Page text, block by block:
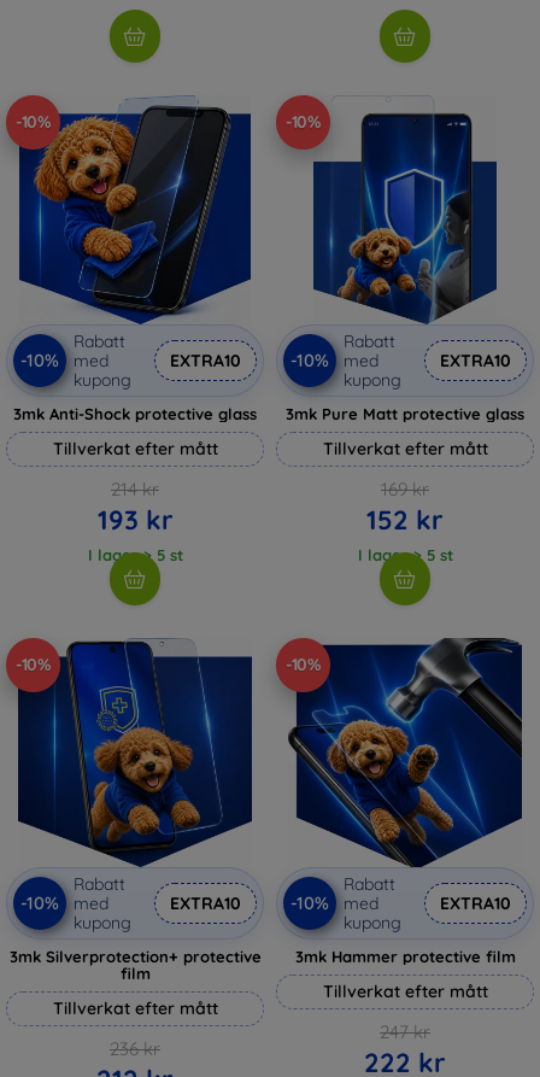
-10%
-10%
Rabatt
med
kupong
EXTRA10
3mk Anti-Shock protective glass
Tillverkat efter mått
214 kr
193 kr
I lager > 5 st
-10%
-10%
Rabatt
med
kupong
EXTRA10
3mk Pure Matt protective glass
Tillverkat efter mått
169 kr
152 kr
I lager > 5 st
-10%
-10%
Rabatt
med
kupong
EXTRA10
3mk Silverprotection+ protective
film
Tillverkat efter mått
236 kr
-10%
-10%
Rabatt
med
kupong
EXTRA10
3mk Hammer protective film
Tillverkat efter mått
247 kr
222 kr